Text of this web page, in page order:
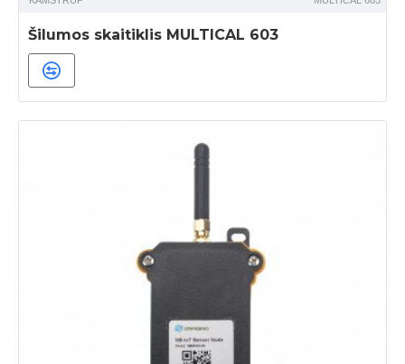
Šilumos skaitiklis MULTICAL 603